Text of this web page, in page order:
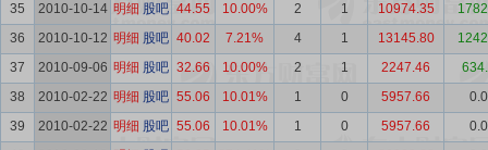
35
2010-10-14 明细 股吧 44.55 10.00% 2 1 10974.35
36
2010-10-12 明细 股吧 40.02 7.21% 4 1 13145.80
37
2010-09-06 明细 股吧 32.66 10.00% 2 1 2247.46
38
2010-02-22 明细 股吧 55.06 10.01% 1 0 5957.66
39
2010-02-22 明细 股吧 55.06 10.01% 1 0 5957.66